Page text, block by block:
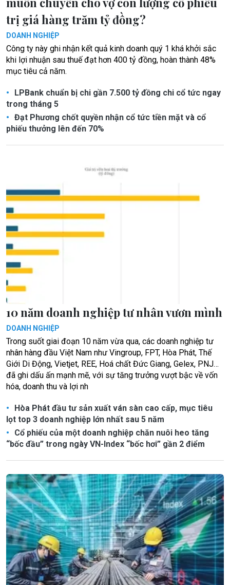
trị giá hàng trăm tỷ đồng?
DOANH NGHIỆP
Công ty này ghi nhận kết quả kinh doanh quý 1 khá khởi sắc
khi lợi nhuận sau thuế đạt hơn 400 tỷ đồng, hoàn thành 48%
mục tiêu cả năm.
LPBank chuẩn bị chi gần 7.500 tỷ đồng chi cổ tức ngay
trong tháng 5
Đạt Phương chốt quyền nhận cổ tức tiền mặt và cổ
phiếu thưởng lên đến 70%
10 năm doanh nghiệp tư nhân vươn mình
DOANH NGHIỆP
Trong suốt giai đoạn 10 năm vừa qua, các doanh nghiệp tư
nhân hàng đầu Việt Nam như Vingroup, FPT, Hòa Phát, Thế
Giới Di Động, Vietjet, REE, Hoá chất Đức Giang, Gelex, PNJ…
đã ghi dấu ấn mạnh mẽ, với sự tăng trưởng vượt bậc về vốn
hóa, doanh thu và lợi nh
Hòa Phát đầu tư sản xuất ván sàn cao cấp, mục tiêu
lọt top 3 doanh nghiệp lớn nhất sau 5 năm
Cổ phiếu của một doanh nghiệp chăn nuôi heo tăng
“bốc đầu” trong ngày VN-Index “bốc hơi” gần 2 điểm